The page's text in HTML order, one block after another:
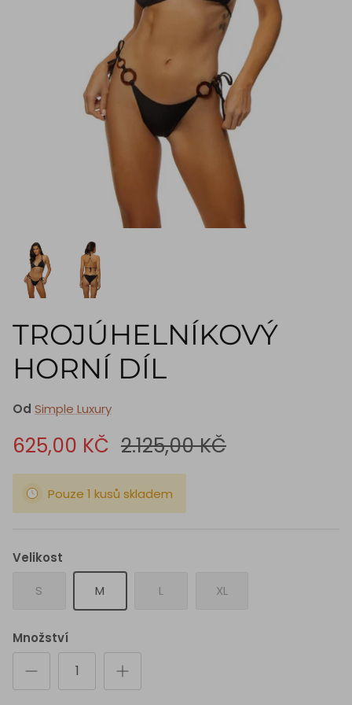
TROJÚHELNÍKOVÝ
HORNÍ DÍL
Od Simple Luxury
625,00 KČ 2.125,00 KČ
Pouze 1 kusů skladem
Velikost
S
M L XL
Množství